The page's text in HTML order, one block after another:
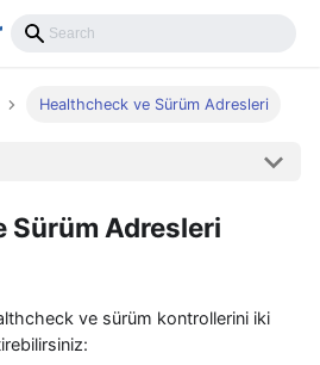
Healthcheck ve Sürüm Adresleri
Sürüm Adresleri
ve sürüm kontrollerini iki